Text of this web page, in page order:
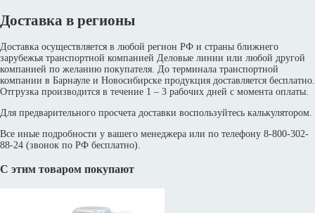
Доставка в регионы
Доставка осуществляется в любой регион РФ и страны ближнего
зарубежья транспортной компанией Деловые линии или любой другой
компанией по желанию покупателя. До терминала транспортной
компании в Барнауле и Новосибирске продукция доставляется бесплатно.
Отгрузка производится в течение 1 – 3 рабочих дней с момента оплаты.
Для предварительного просчета доставки воспользуйтесь калькулятором.
Все иные подробности у вашего менеджера или по телефону 8-800-302-
88-24 (звонок по РФ бесплатно).
С этим товаром покупают